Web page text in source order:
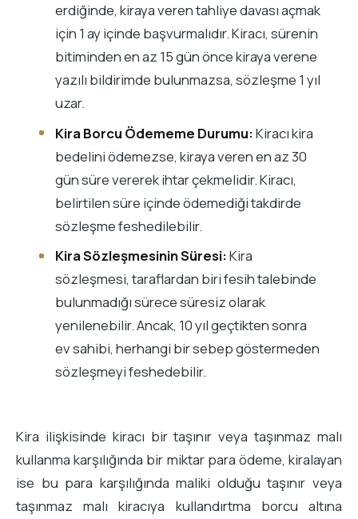
erdiğinde, kiraya veren tahliye davası açmak
için 1 ay içinde başvurmalıdır. Kiracı, sürenin
bitiminden en az 15 gün önce kiraya verene
yazılı bildirimde bulunmazsa, sözleşme 1 yıl
uzar.
Kira Borcu Ödememe Durumu:Kiracı kira
bedelini ödemezse, kiraya veren en az 30
gün süre vererek ihtar çekmelidir. Kiracı,
belirtilen süre içinde ödemediği takdirde
sözleşme feshedilebilir.
Kira Sözleşmesinin Süresi:Kira
sözleşmesi, taraflardan biri fesih talebinde
bulunmadığı sürece süresiz olarak
yenilenebilir. Ancak, 10 yıl geçtikten sonra
ev sahibi, herhangi bir sebep göstermeden
sözleşmeyi feshedebilir.
Kira ilişkisinde kiracı bir taşınır veya taşınmaz malı
kullanma karşılığında bir miktar para ödeme, kiralayan
ise bu para karşılığında maliki olduğu taşınır veya
taşınmaz malı kiracıya kullandırtma borcu altına